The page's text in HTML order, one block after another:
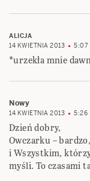
ALICJA
14 KWIETNIA 2013
5:07
*urzekła mnie
Nowy
14 KWIETNIA 2013 5:26
Dzień dobry,
Owczarku –
i Wszystkim,
myśli. To czasami